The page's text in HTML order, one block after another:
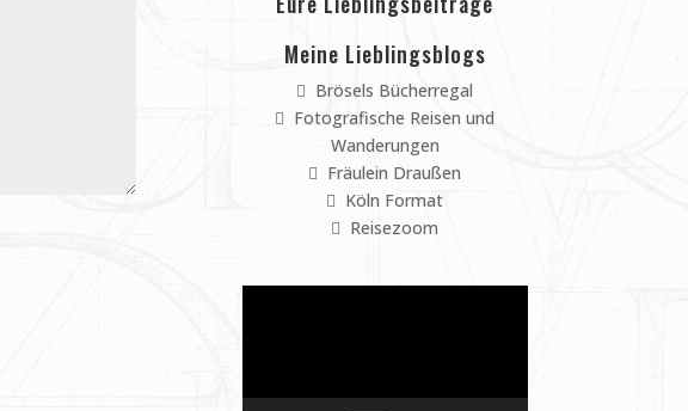
Meine Lieblingsblogs
Brösels Bücherregal
Fotografische Reisen und
Wanderungen
Fräulein Draußen
Köln Format
Reisezoom